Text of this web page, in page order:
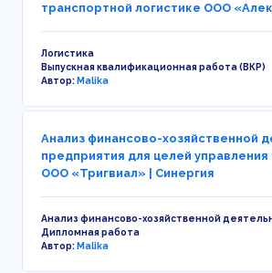
транспортной логистике ООО
Логистика
Выпускная квалификационная работа (ВКР)
Автор:Malika
Анализ финансово-хозяйственной
предприятия для целей
ООО «Тригвиал» | Синергия
Анализ финансово-хозяйственной
Дипломная работа
Автор:Malika